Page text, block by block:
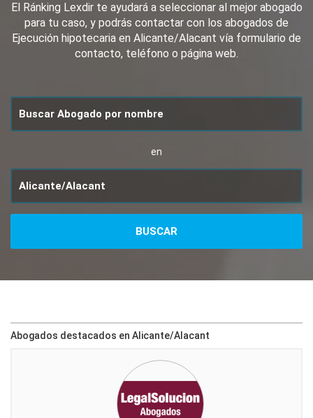
El Ránking Lexdir te ayudará a seleccionar al mejor abogado
para tu caso, y podrás contactar con los abogados de
Ejecución hipotecaria en Alicante/Alacant vía formulario de
contacto, teléfono o página web.
en
Abogados destacados en Alicante/Alacant